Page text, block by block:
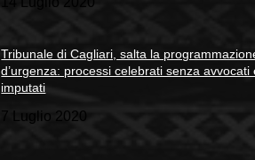
Tribunale di Cagliari, salta la
d’urgenza: processi celebrati senza avvocati
imputati
7 Luglio 2020